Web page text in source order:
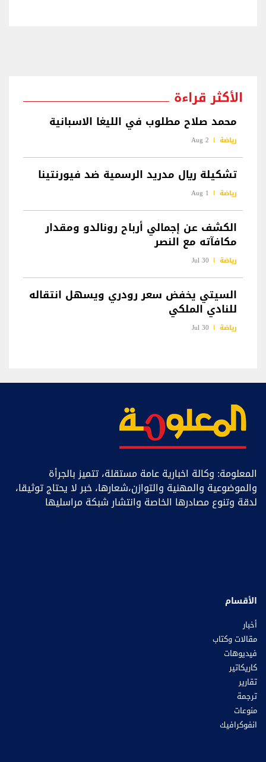
الأكثر قراءة
محمد صلاح مطلوب في الليغا الاسبانية
رياضة 2 Aug
تشكيلة ريال مدريد الرسمية ضد فيورنتينا
رياضة 1 Aug
الكشف عن إجمالي أرباح رونالدو ومقدار
مكافآته مع النصر
رياضة 30 Jul
السيتي يخفض سعر رودري ويسهل انتقاله
للنادي الملكي
رياضة 30 Jul
المعلومة: وكالة اخبارية عامة مستقلة، تتميز بالجرأة
والموضوعية والمهنية والتوازن،شعارها، خبر ﻻ يحتاج توثيقا،
لدقة وتنوع مصادرها الخاصة وانتشار شبكة مراسليها
الأقسام
أخبار
مقالات وكتاب
فيديوهات
كاريكاتير
تقارير
ترجمة
منوعات
انفوكرافيك